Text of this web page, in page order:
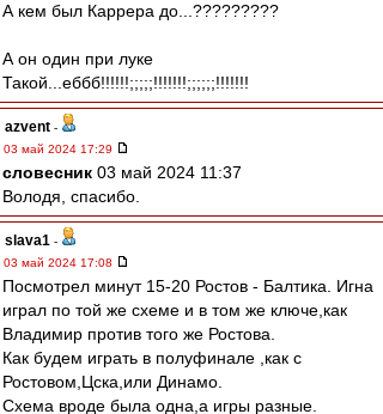
А кем был Каррера до...?????????
А он один при луке
Такой...еббб!!!!!!;;;;;!!!!!!!;;;;;;!!!!!!!
azvent -
03 май 2024 17:29
словесник 03 май 2024 11:37
Володя, спасибо.
slava1 -
03 май 2024 17:08
Посмотрел минут 15-20 Ростов - Балтика. Игна
играл по той же схеме и в том же ключе,как
Владимир против того же Ростова.
Как будем играть в полуфинале ,как с
Ростовом,Цска,или Динамо.
Схема вроде была одна,а игры разные.